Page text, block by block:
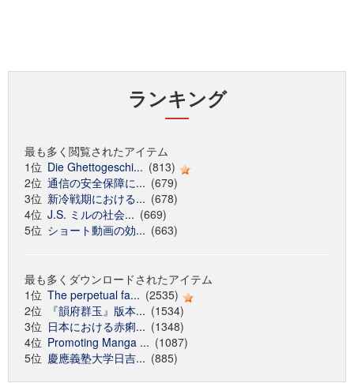
ランキング
最も多く閲覧されたアイテム
1位 Die Ghettogeschi... (813)
2位 通信の安全保障に... (679)
3位 新冷戦期における... (678)
4位 J.S. ミルの社会... (669)
5位 ショート動画の効... (663)
最も多くダウンロードされたアイテム
1位 The perpetual fa... (2535)
2位
『韻府群玉』版本... (1534)
3位 日本における赤痢... (1348)
4位 Promoting Manga ... (1087)
5位 慶應義塾大学日吉... (885)